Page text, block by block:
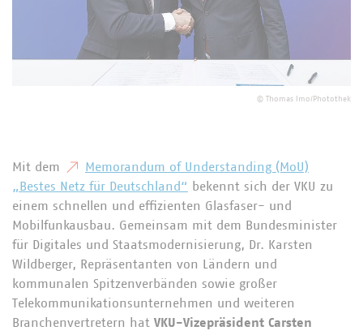
© Thomas Imo/Photothek
Mit dem
Memorandum of Understanding (MoU)
„Bestes Netz für Deutschland“
bekennt sich der VKU zu
einem schnellen und effizienten Glasfaser- und
Mobilfunkausbau. Gemeinsam mit dem Bundesminister
für Digitales und Staatsmodernisierung, Dr. Karsten
Wildberger, Repräsentanten von Ländern und
kommunalen Spitzenverbänden sowie großer
Telekommunikationsunternehmen und weiteren
Branchenvertretern hat VKU-Vizepräsident Carsten